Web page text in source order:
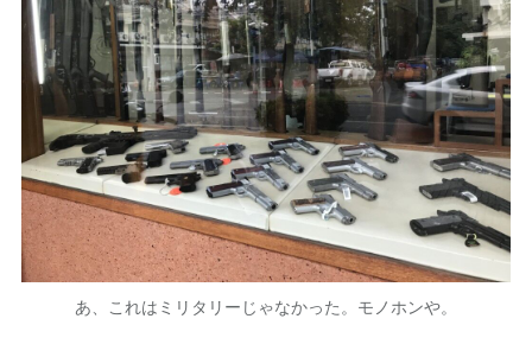
あ、これはミリタリーじゃなかった。モノホンや。